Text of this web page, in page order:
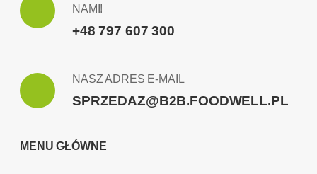
NAMI!
+48 797 607 300
NASZ ADRES E-MAIL
SPRZEDAZ@B2B.FOODWELL.PL
MENU GŁÓWNE